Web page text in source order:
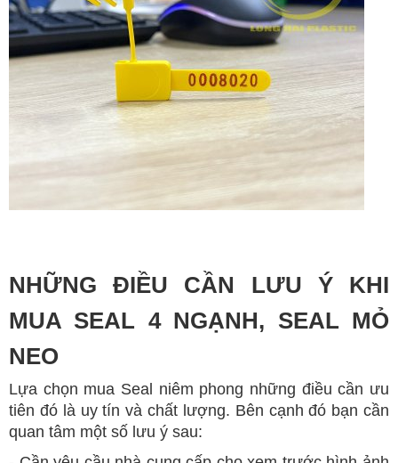
NHỮNG ĐIỀU CẦN LƯU Ý KHI
MUA SEAL 4 NGẠNH, SEAL MỎ
NEO
Lựa chọn mua Seal niêm phong những điều cần ưu
tiên đó là uy tín và chất lượng. Bên cạnh đó bạn cần
quan tâm một số lưu ý sau: